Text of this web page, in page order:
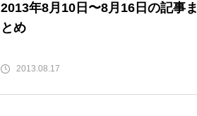
2013年8月10日〜8月16日の記事ま
とめ
2013.08.17